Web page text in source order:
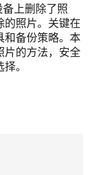
上删除了照
的照片。关键在
和备份策略。本
片的方法，安全
。